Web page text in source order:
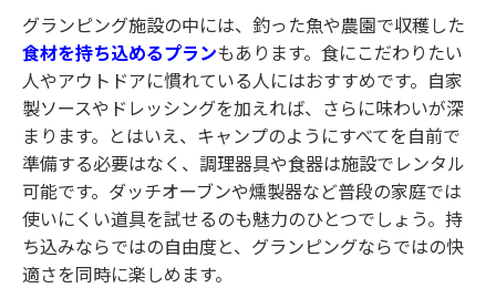
グランピング施設の中には、釣った魚や農園で収穫した
食材を持ち込めるプランもあります。食にこだわりたい
人やアウトドアに慣れている人にはおすすめです。自家
製ソースやドレッシングを加えれば、さらに味わいが深
まります。とはいえ、キャンプのようにすべてを自前で
準備する必要はなく、調理器具や食器は施設でレンタル
可能です。ダッチオーブンや燻製器など普段の家庭では
使いにくい道具を試せるのも魅力のひとつでしょう。持
ち込みならではの自由度と、グランピングならではの快
適さを同時に楽しめます。